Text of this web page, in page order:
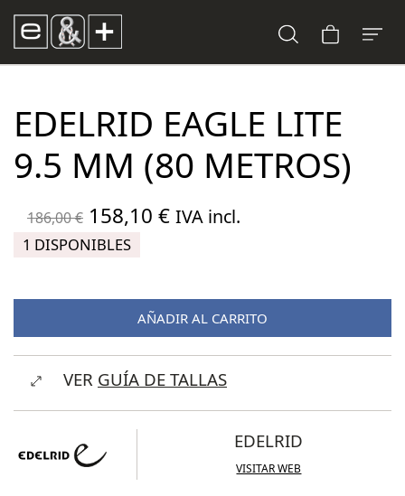
EDELRID EAGLE LITE
9.5 MM (80 METROS)
186,00€ El
precio
era:
186,00 €.
158,10 €El
es:
158,10 €.
IVA incl.
1 DISPONIBLES
AÑADIR AL CARRITO
VER GUÍA DE TALLAS
EDELRID
VISITAR WEB